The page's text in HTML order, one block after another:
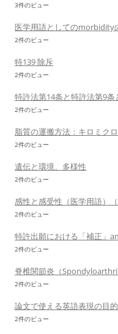
3件のビュー
医学用語としてのmorbidity
2件のビュー
特139 除斥
2件のビュー
特許法第14条と特許法第9条
2件のビュー
脂質の運搬方法：キロミク
2件のビュー
遺伝と環境、多様性
2件のビュー
感性と感受性（医学用語）（
2件のビュー
特許出願における「補正」
2件のビュー
脊椎関節炎（
2件のビュー
論文で使える英語表現の目
2件のビュー